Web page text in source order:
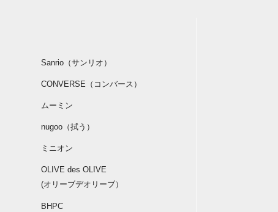
Sanrio（サンリオ）
CONVERSE（コンバース）
ムーミン
nugoo（拭う）
ミニオン
OLIVE des OLIVE
(オリーブデオリーブ）
BHPC